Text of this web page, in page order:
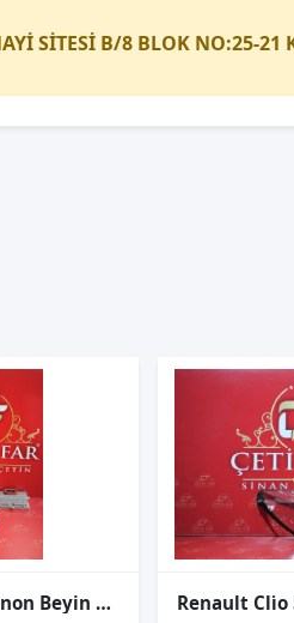
SİTESİ B/8 BLOK NO:25-21
Raneult Scanic Xenon Beyin Sıfır